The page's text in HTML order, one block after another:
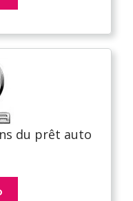
du prêt auto